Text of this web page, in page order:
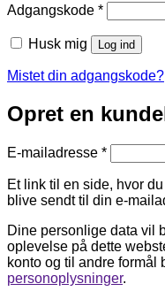
Adgangskode *Påkrævet
Husk mig Log ind
Mistet din adgangskode?
Opret en
E-mailadresse *Påkrævet
Et link til en side, hvor
blive sendt til din e-
Dine personlige data vil
oplevelse på dette
konto og til andre formål
personoplysninger.